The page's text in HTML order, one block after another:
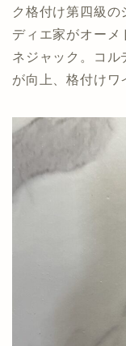
ク格付け第四級
ディエ家がオーメ
ネジャック。コル
が向上、格付けワ